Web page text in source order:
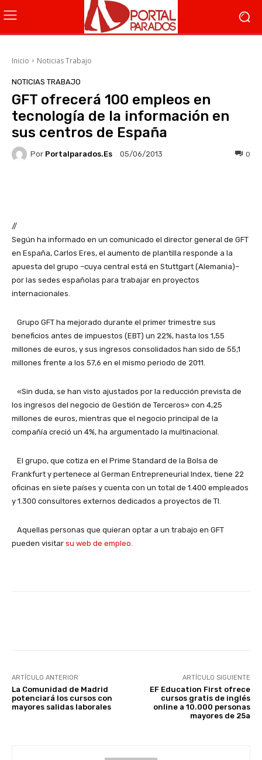
Inicio Noticias Trabajo
NOTICIAS TRABAJO
GFT ofrecerá 100 empleos en
tecnología de la información en
sus centros de España
Por Portalparados.es 05/06/2013 0
//
Según ha informado en un comunicado el director general de GFT
en España, Carlos Eres, el aumento de plantilla responde a la
apuesta del grupo –cuya central está en Stuttgart (Alemania)–
por las sedes españolas para trabajar en proyectos
internacionales.
Grupo GFT ha mejorado durante el primer trimestre sus
beneficios antes de impuestos (EBT) un 22%, hasta los 1,55
millones de euros, y sus ingresos consolidados han sido de 55,1
millones frente a los 57,6 en el mismo periodo de 2011.
«Sin duda, se han visto ajustados por la reducción prevista de
los ingresos del negocio de Gestión de Terceros» con 4,25
millones de euros, mientras que el negocio principal de la
compañía creció un 4%, ha argumentado la multinacional.
El grupo, que cotiza en el Prime Standard de la Bolsa de
Frankfurt y pertenece al German Entrepreneurial Index, tiene 22
oficinas en siete países y cuenta con un total de 1.400 empleados
y 1.300 consultores externos dedicados a proyectos de TI.
Aquellas personas que quieran optar a un trabajo en GFT
pueden visitar su web de empleo.
ARTÍCULO ANTERIOR
La Comunidad de Madrid
potenciará los cursos con
mayores salidas laborales
ARTÍCULO SIGUIENTE
EF Education First ofrece
cursos gratis de inglés
online a 10.000 personas
mayores de 25a